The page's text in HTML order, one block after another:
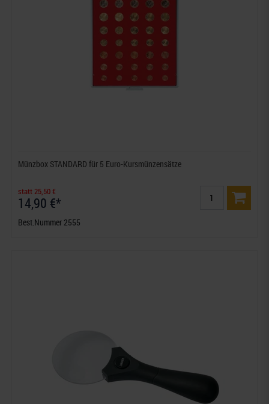
Münzbox STANDARD für 5 Euro-Kursmünzensätze
statt 25,50 €
14,90 €*
Best.Nummer 2555